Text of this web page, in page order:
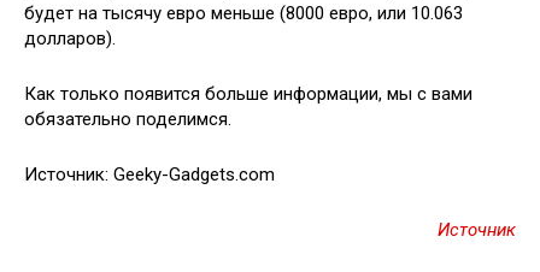
будет на тысячу евро меньше (8000 евро, или 10.063
долларов).
Как только появится больше информации, мы с вами
обязательно поделимся.
Источник: Geeky-Gadgets.com
Источник